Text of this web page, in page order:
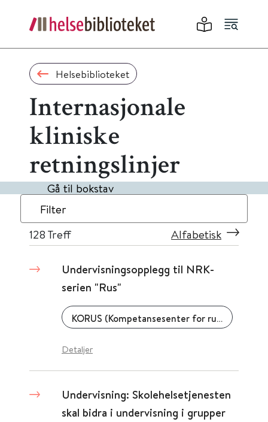
Helsebiblioteket
Internasjonale
kliniske
retningslinjer
Gå til bokstav
Filter
128 Treff Alfabetisk
Undervisningsopplegg til NRK-
serien "Rus"
KORUS (Kompetansesenter for rusfeltet)
Detaljer
Undervisning: Skolehelsetjenesten
skal bidra i undervisning i grupper